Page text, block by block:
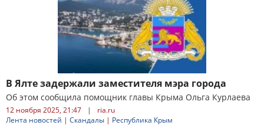
В Ялте задержали заместителя мэра города
Об этом сообщила помощник главы Крыма Ольга Курлаева
12 ноября 2025, 21:47 |
ria.ru
Лента новостей | Скандалы | Республика Крым